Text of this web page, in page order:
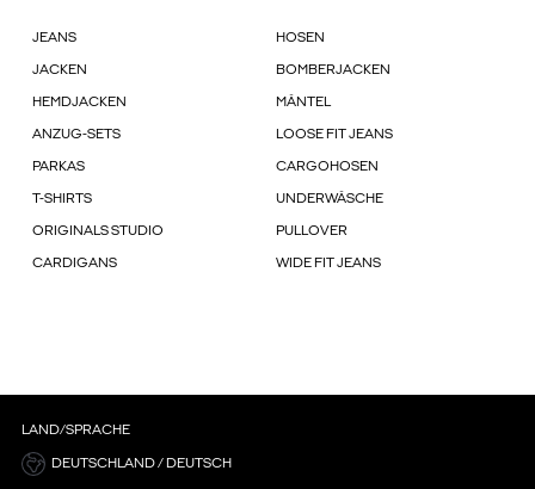
JEANS HOSEN
JACKEN BOMBERJACKEN
HEMDJACKEN MÄNTEL
ANZUG-SETS LOOSE FIT JEANS
PARKAS CARGOHOSEN
T-SHIRTS UNDERWÄSCHE
ORIGINALS STUDIO PULLOVER
CARDIGANS WIDE FIT JEANS
LAND/SPRACHE
DEUTSCHLAND / DEUTSCH